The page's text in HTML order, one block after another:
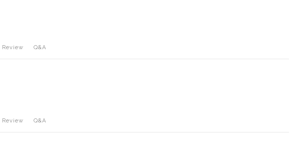
Review Q&A
Review Q&A